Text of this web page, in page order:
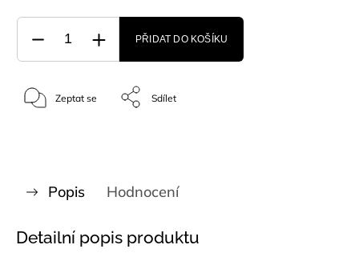
PŘIDAT DO KOŠÍKU
Zeptat se Sdílet
Popis Hodnocení
Detailní popis produktu